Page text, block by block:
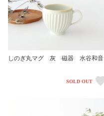
しのぎ丸マグ 灰 磁器 水谷和音
SOLD OUT